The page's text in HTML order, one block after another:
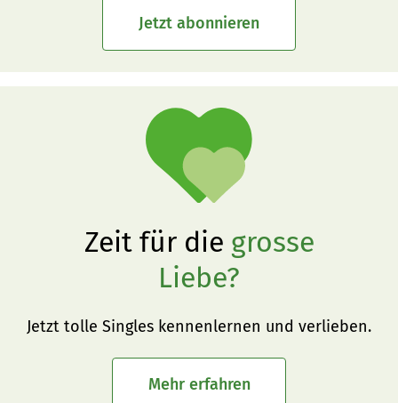
Jetzt abonnieren
Zeit für die grosse
Liebe?
Jetzt tolle Singles kennenlernen und verlieben.
Mehr erfahren